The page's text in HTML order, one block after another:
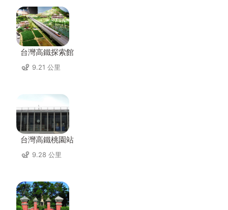
台灣高鐵探索館
9.21 公里
台灣高鐵桃園站
9.28 公里